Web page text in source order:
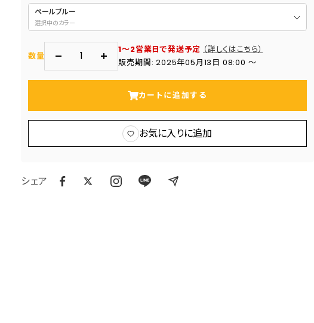
ペールブルー
選択中のカラー
数量
量
減
す
数
量
増
す
1～2営業日で発送予定 （詳しくはこちら）
販売期間: 2025年05月13日 08:00 〜
カートに追加する
お気に入りに追加
シェア